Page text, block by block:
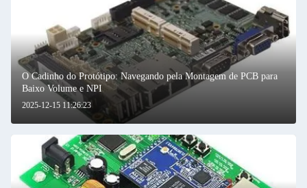
2025-12-15 11:26:23
O Cadinho do Protótipo: Navegando pela Montagem de PCB para
Baixo Volume e NPI